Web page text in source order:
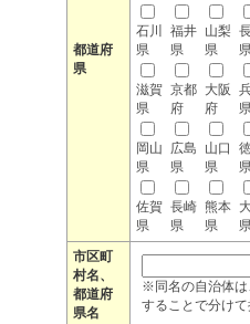
都道府
県
石川
県
福井
県
山梨
県
滋賀
県
京都
府
大阪
府
岡山
県
広島
県
山口
県
佐賀
県
長崎
県
熊本
県
市区町
村名、
都道府
県名
※同名の自治体は
することで分けて